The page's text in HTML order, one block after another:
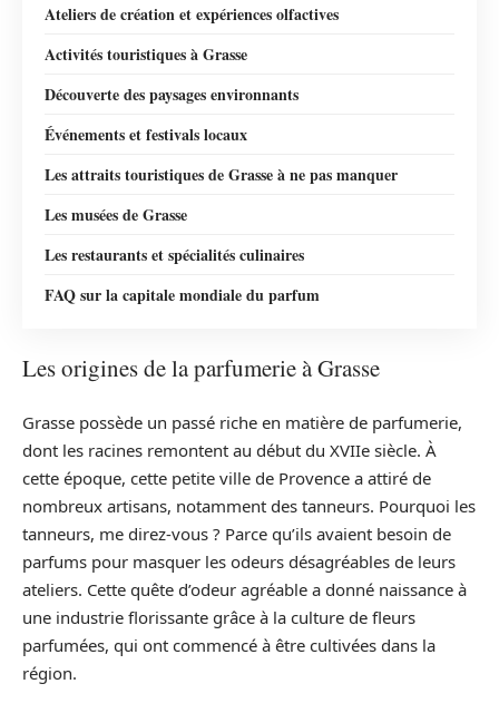
Ateliers de création et expériences olfactives
Activités touristiques à Grasse
Découverte des paysages environnants
Événements et festivals locaux
Les attraits touristiques de Grasse à ne pas manquer
Les musées de Grasse
Les restaurants et spécialités culinaires
FAQ sur la capitale mondiale du parfum
Les origines de la parfumerie à Grasse
Grasse possède un passé riche en matière de parfumerie,
dont les racines remontent au début du XVIIe siècle. À
cette époque, cette petite ville de Provence a attiré de
nombreux artisans, notamment des tanneurs. Pourquoi les
tanneurs, me direz-vous ? Parce qu’ils avaient besoin de
parfums pour masquer les odeurs désagréables de leurs
ateliers. Cette quête d’odeur agréable a donné naissance à
une industrie florissante grâce à la culture de fleurs
parfumées, qui ont commencé à être cultivées dans la
région.